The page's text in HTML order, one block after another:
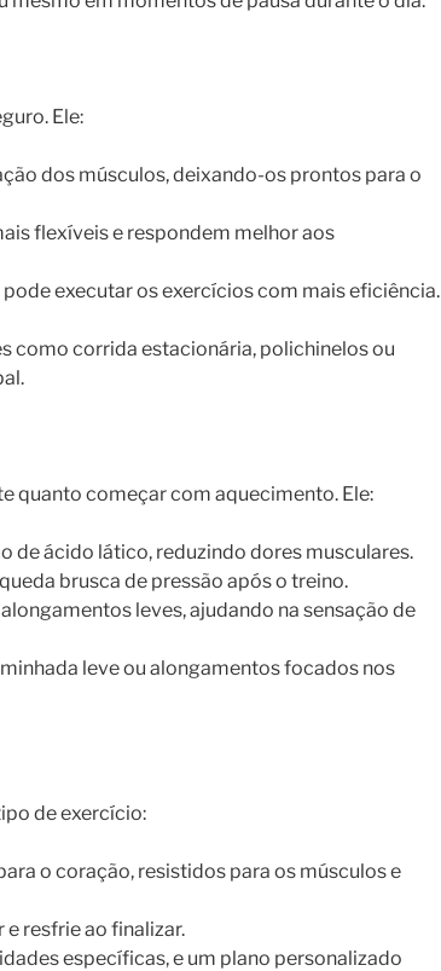
Ele:
dos músculos, deixando-os prontos para o
flexíveis e respondem melhor aos
executar os exercícios com mais eficiência.
como corrida estacionária, polichinelos ou
quanto começar com aquecimento. Ele:
de ácido lático, reduzindo dores musculares.
brusca de pressão após o treino.
leves, ajudando na sensação de
leve ou alongamentos focados nos
de exercício:
o coração, resistidos para os músculos e
e resfrie ao finalizar.
específicas, e um plano personalizado